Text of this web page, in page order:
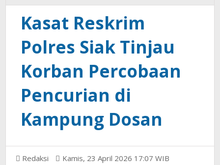
Kasat Reskrim Polres Siak Tinjau Korban Percobaan Pencurian di
Kasat Reskrim
Polres Siak Tinjau
Korban Percobaan
Pencurian di
Kampung Dosan
Redaksi Kamis, 23 April 2026 17:07 WIB